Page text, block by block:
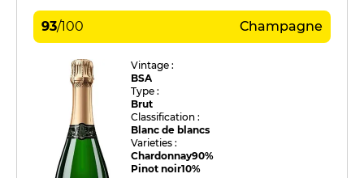
93/100 Champagne
Vintage :
BSA
Type :
Brut
Classification :
Blanc de blancs
Varieties :
Chardonnay90%
Pinot noir10%